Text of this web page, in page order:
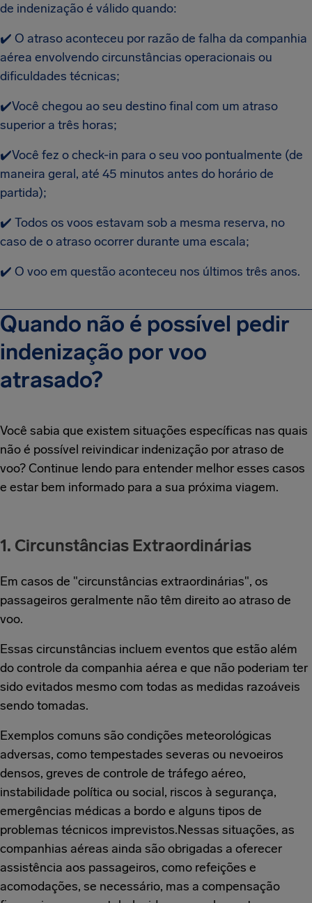
de indenização é válido quando:
✔️ O atraso aconteceu por razão de falha da companhia
aérea envolvendo circunstâncias operacionais ou
dificuldades técnicas;
✔️Você chegou ao seu destino final com um atraso
superior a três horas;
✔️Você fez o check-in para o seu voo pontualmente (de
maneira geral, até 45 minutos antes do horário de
partida);
✔️ Todos os voos estavam sob a mesma reserva, no
caso de o atraso ocorrer durante uma escala;
✔️ O voo em questão aconteceu nos últimos três anos.
Quando não é possível pedir
indenização por voo
atrasado?
Você sabia que existem situações específicas nas quais
não é possível reivindicar indenização por atraso de
voo? Continue lendo para entender melhor esses casos
e estar bem informado para a sua próxima viagem.
1. Circunstâncias Extraordinárias
Em casos de "circunstâncias extraordinárias", os
passageiros geralmente não têm direito ao atraso de
voo.
Essas circunstâncias incluem eventos que estão além
do controle da companhia aérea e que não poderiam ter
sido evitados mesmo com todas as medidas razoáveis
sendo tomadas.
Exemplos comuns são condições meteorológicas
adversas, como tempestades severas ou nevoeiros
densos, greves de controle de tráfego aéreo,
instabilidade política ou social, riscos à segurança,
emergências médicas a bordo e alguns tipos de
problemas técnicos imprevistos.Nessas situações, as
companhias aéreas ainda são obrigadas a oferecer
assistência aos passageiros, como refeições e
acomodações, se necessário, mas a compensação